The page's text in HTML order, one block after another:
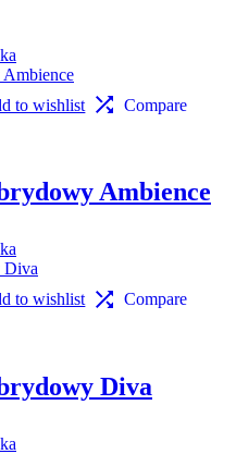
to wishlist Compare
Ambience
to wishlist Compare
Diva